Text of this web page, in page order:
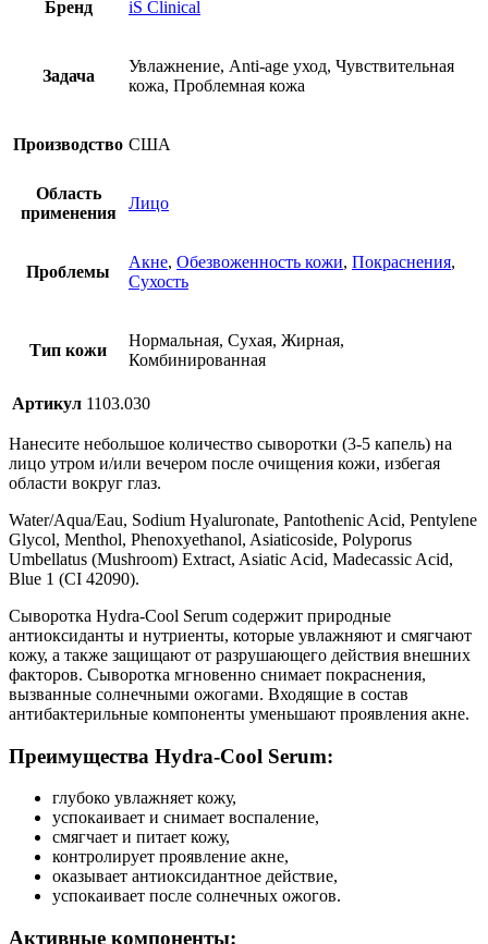
Бренд iS Clinical
Задача
Увлажнение, Anti-age уход, Чувствительная
кожа, Проблемная кожа
Производство США
Область
применения
Лицо
Проблемы
Акне, Обезвоженность кожи, Покраснения,
Сухость
Тип кожи
Нормальная, Сухая, Жирная,
Комбинированная
Артикул 1103.030
Нанесите небольшое количество сыворотки (3-5 капель) на
лицо утром и/или вечером после очищения кожи, избегая
области вокруг глаз.
Water/Aqua/Eau, Sodium Hyaluronate, Pantothenic Acid, Pentylene
Glycol, Menthol, Phenoxyethanol, Asiaticoside, Polyporus
Umbellatus (Mushroom) Extract, Asiatic Acid, Madecassic Acid,
Blue 1 (CI 42090).
Сыворотка Hydra-Cool Serum содержит природные
антиоксиданты и нутриенты, которые увлажняют и смягчают
кожу, а также защищают от разрушающего действия внешних
факторов. Сыворотка мгновенно снимает покраснения,
вызванные солнечными ожогами. Входящие в состав
антибактерильные компоненты уменьшают проявления акне.
Преимущества Hydra-Cool Serum:
глубоко увлажняет кожу,
успокаивает и снимает воспаление,
смягчает и питает кожу,
контролирует проявление акне,
оказывает антиоксидантное действие,
успокаивает после солнечных ожогов.
Активные компоненты: